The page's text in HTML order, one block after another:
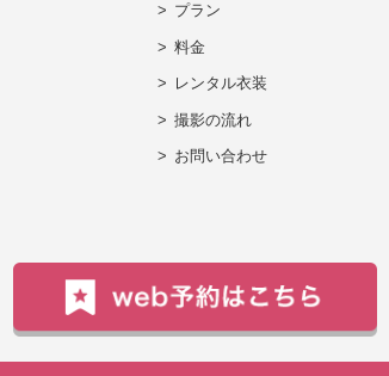
プラン
料金
レンタル衣装
撮影の流れ
お問い合わせ